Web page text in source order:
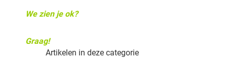
We zien je ok?
Graag!
Artikelen in deze categorie